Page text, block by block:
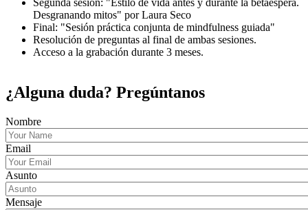
Desgranando mitos" por Laura Seco
Final: "Sesión práctica conjunta de mindfulness guiada"
Resolución de preguntas al final de ambas sesiones.
Acceso a la grabación durante 3 meses.
¿Alguna duda? Pregúntanos
Nombre
Email
Asunto
Mensaje